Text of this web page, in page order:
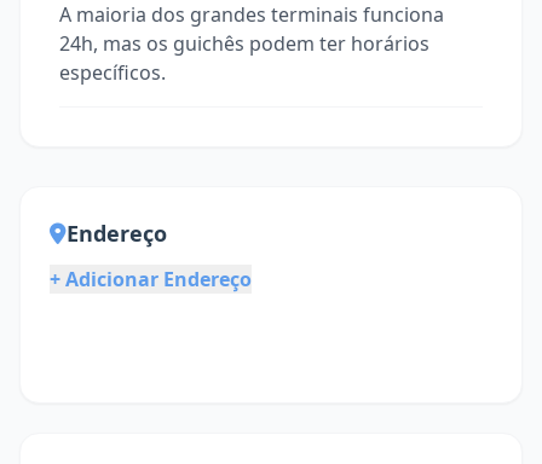
A maioria dos grandes terminais funciona
24h, mas os guichês podem ter horários
específicos.
Endereço
+ Adicionar Endereço